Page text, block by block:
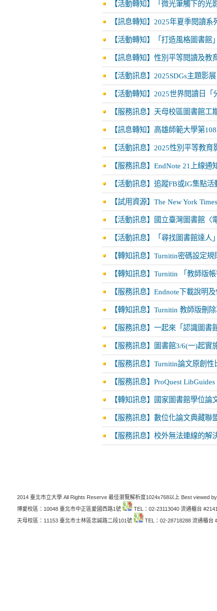
【活動轉知】「微光筆觸下的
【訊息轉知】2025年夏季閱讀系
【活動轉知】「打造風格圖書館
【訊息轉知】性別平等閱讀及教
【活動訊息】2025SDGs主題影
【活動轉知】2025世界閱讀日
【服務訊息】天母校區圖書館工
【訊息轉知】高雄師範大學第
【活動訊息】2025性別平等教育
【服務訊息】EndNote 21上線通
【活動訊息】追蹤FB或IG集點
【試用資源】The New York
【活動訊息】國立臺灣圖書館〈
【活動訊息】「尋找圖書館達人
【轉知訊息】Turnitin密碼設定規
【轉知訊息】Turnitin 「教師版
【服務訊息】Endnote下載說明
【轉知訊息】Turnitin 教師版刪
【服務訊息】一起來「認識圖書
【服務訊息】圖書館3/6(一)起實
【服務訊息】Turnitin論文原創
【服務訊息】ProQuest
【轉知訊息】國家圖書館學位
【服務訊息】數位化論文典藏聯
【服務訊息】校外無法連線的解
2014 臺北市立大學 All Rights Reserve 最佳瀏覽解析度1024x768以上 Best viewed
博愛校區：10048 臺北市中正區愛國西路1號
TEL：02-23113040 流通櫃台
天母校區：11153 臺北市士林區忠誠路二段101號
TEL：02-28718288 流通櫃台